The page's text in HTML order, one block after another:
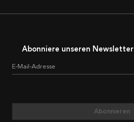
Abonniere unseren Newsletter
E-Mail-Adresse
Abonnieren